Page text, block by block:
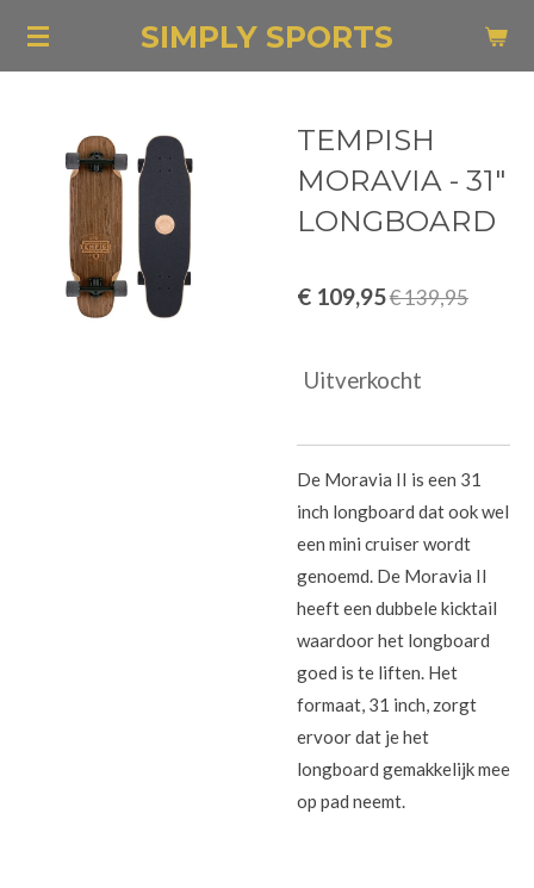
Ga
hoofdinhoud
SIMPLY SPORTS
TEMPISH
MORAVIA - 31"
LONGBOARD
€ 109,95€ 139,95
Uitverkocht
De Moravia II is een 31
inch longboard dat ook wel
een mini cruiser wordt
genoemd. De Moravia II
heeft een dubbele kicktail
waardoor het longboard
goed is te liften. Het
formaat, 31 inch, zorgt
ervoor dat je het
longboard gemakkelijk mee
op pad neemt.